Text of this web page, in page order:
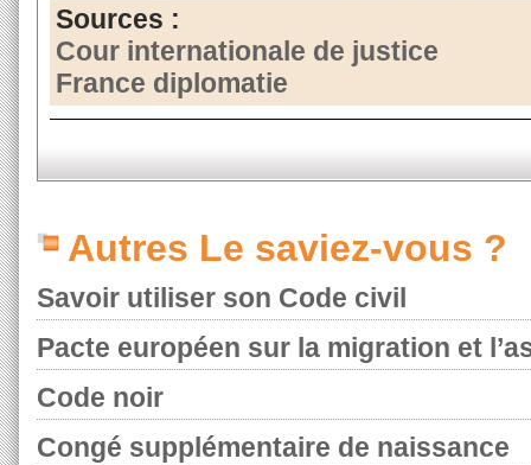
Sources :
Cour internationale de justice
France diplomatie
Autres Le saviez-vous ?
Savoir utiliser son Code civil
Pacte européen sur la migration et
Code noir
Congé supplémentaire de naissance